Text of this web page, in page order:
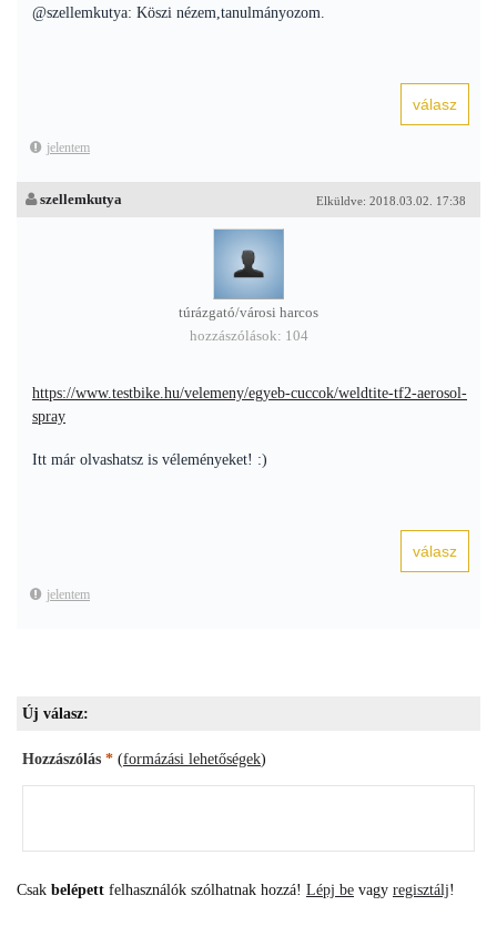
@szellemkutya: Köszi nézem,tanulmányozom.
jelentem
Elküldve: 2018.03.02. 17:38
szellemkutya
túrázgató/városi harcos
hozzászólások: 104
https://www.testbike.hu/velemeny/egyeb-cuccok/weldtite-tf2-aerosol-
spray
Itt már olvashatsz is véleményeket! :)
jelentem
Új válasz:
Hozzászólás * (formázási lehetőségek)
Csak belépett felhasználók szólhatnak hozzá! Lépj be vagy regisztálj!